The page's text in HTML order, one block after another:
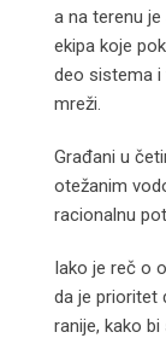
a na terenu
ekipa koje
deo sistema i
mreži.
Građani u
otežanim
racionalnu
Iako je reč o
da je prioritet
ranije, kako